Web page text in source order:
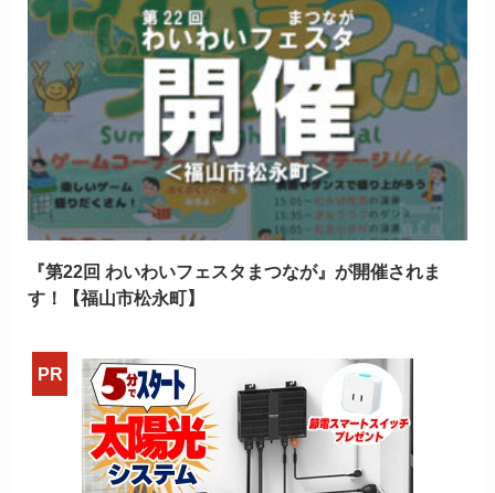
『第22回 わいわいフェスタまつなが』が開催されま
す！【福山市松永町】